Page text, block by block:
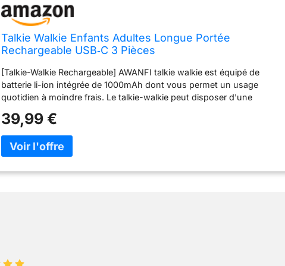
Talkie Walkie Enfants Adultes Longue Portée
Rechargeable USB‑C 3 Pièces
[Talkie-Walkie Rechargeable] AWANFI talkie walkie est équipé de
batterie li-ion intégrée de 1000mAh dont vous permet un usage
quotidien à moindre frais. Le talkie-walkie peut disposer d'une
rapidement grâce au câble charge USB type C. Et vous pouvez
recharger vos walkie talkies de 3 différentes manières, par exemple, via
une batterie externe, un chargeur de voiture, un chargeur secteur USB
5V, ect. [Talkie Walkie Longue Portée] Ce talkie-walkie fonctionne sur la
bande de fréquence UHF 446 Mhz, qui peut offrir une portée de
enfants dotées de 8 canaux et 99 CTCSS. Ses haut-parleurs ne
39,99 €